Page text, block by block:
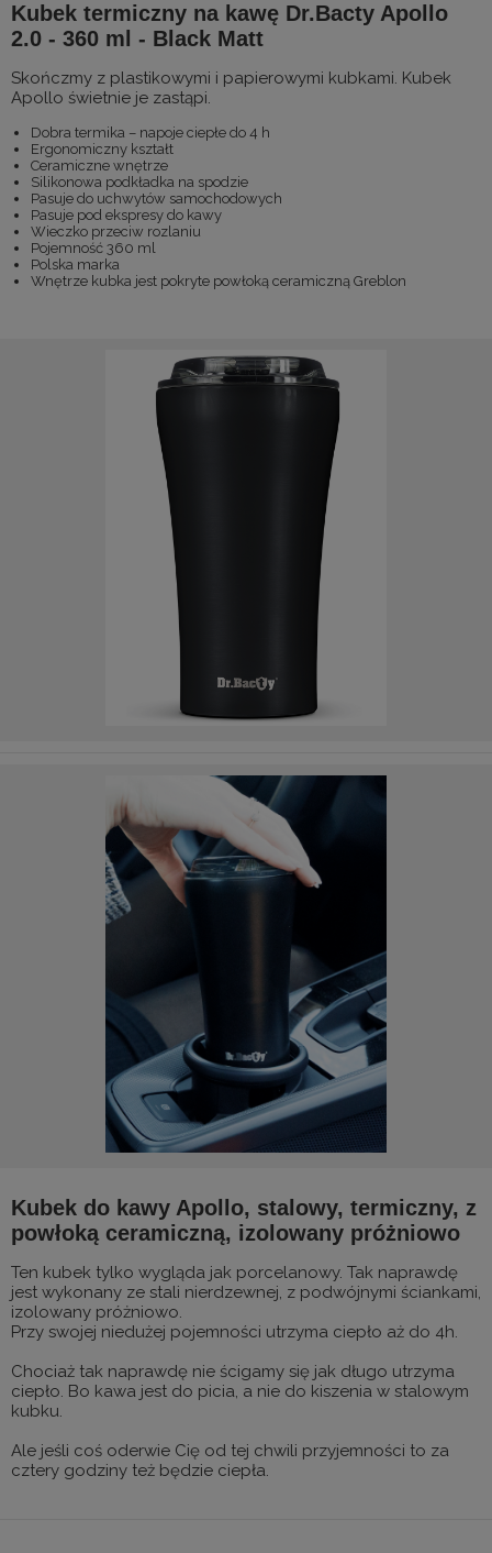
Kubek termiczny na kawę Dr.Bacty Apollo
2.0 - 360 ml - Black Matt
Skończmy z plastikowymi i papierowymi kubkami. Kubek
Apollo świetnie je zastąpi.
Dobra termika – napoje ciepłe do 4 h
Ergonomiczny kształt
Ceramiczne wnętrze
Silikonowa podkładka na spodzie
Pasuje do uchwytów samochodowych
Pasuje pod ekspresy do kawy
Wieczko przeciw rozlaniu
Pojemność 360 ml
Polska marka
Wnętrze kubka jest pokryte powłoką ceramiczną Greblon
Kubek do kawy Apollo, stalowy, termiczny, z
powłoką ceramiczną, izolowany próżniowo
Ten kubek tylko wygląda jak porcelanowy. Tak naprawdę
jest wykonany ze stali nierdzewnej, z podwójnymi ściankami,
izolowany próżniowo.
Przy swojej niedużej pojemności utrzyma ciepło aż do 4h.
Chociaż tak naprawdę nie ścigamy się jak długo utrzyma
ciepło. Bo kawa jest do picia, a nie do kiszenia w stalowym
kubku.
Ale jeśli coś oderwie Cię od tej chwili przyjemności to za
cztery godziny też będzie ciepła.